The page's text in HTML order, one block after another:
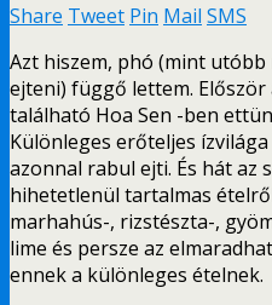
Share Tweet Pin Mail SMS
Azt hiszem, phó (mint
ejteni) függő lettem. Először
található Hoa Sen -ben
Különleges erőteljes
azonnal rabul ejti. És hát az
hihetetlenül tartalmas
marhahús-, rizstészta-,
lime és persze az
ennek a különleges ételnek.